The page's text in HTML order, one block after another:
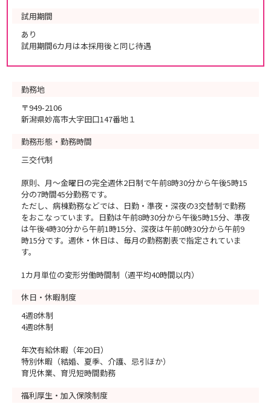
試用期間
あり
試用期間6カ月は本採用後と同じ待遇
勤務地
〒949-2106
新潟県妙高市大字田口147番地１
勤務形態・勤務時間
三交代制
原則、月～金曜日の完全週休2日制で午前8時30分から午後5時15
分の7時間45分勤務です。
ただし、病棟勤務などでは、日勤・準夜・深夜の3交替制で勤務
をおこなっています。日勤は午前8時30分から午後5時15分、準夜
は午後4時30分から午前1時15分、深夜は午前0時30分から午前9
時15分です。週休・休日は、毎月の勤務割表で指定されていま
す。
1カ月単位の変形労働時間制（週平均40時間以内）
休日・休暇制度
4週8休制
4週8休制
年次有給休暇（年20日）
特別休暇（結婚、夏季、介護、忌引ほか）
育児休業、育児短時間勤務
福利厚生・加入保険制度